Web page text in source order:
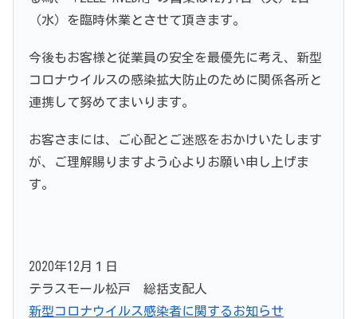
（水）を臨時休業とさせて頂きます。
今後もお客様と従業員の安全を最優先に考え、新型
コロナウイルスの感染拡大防止のために関係各所と
連携して努めてまいります。
お客さまには、ご心配とご迷惑をおかけいたします
が、ご理解賜りますよう心よりお願い申し上げま
す。
2020年12月１日
テラスモール松戸 総括支配人
新型コロナウイルス感染者に関するお知らせ